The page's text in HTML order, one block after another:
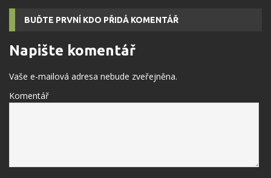
BUĎTE PRVNÍ KDO PŘIDÁ KOMENTÁŘ
Napište komentář
Vaše e-mailová adresa nebude zveřejněna.
Komentář